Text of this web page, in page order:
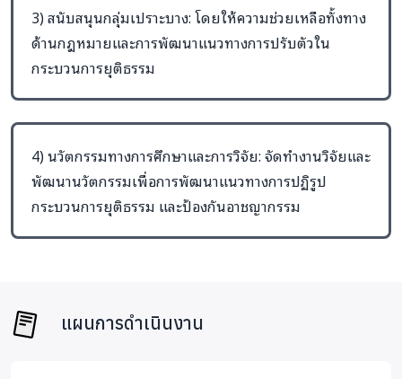
3) สนับสนุนกลุ่มเปราะบาง: โดยให้ความช่วยเหลือทั้งทาง
ด้านกฎหมายและการพัฒนาแนวทางการปรับตัวใน
กระบวนการยุติธรรม
4) นวัตกรรมทางการศึกษาและการวิจัย: จัดทำงานวิจัยและ
พัฒนานวัตกรรมเพื่อการพัฒนาแนวทางการปฏิรูป
กระบวนการยุติธรรม และป้องกันอาชญากรรม
แผนการดำเนินงาน